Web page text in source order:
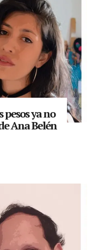
pesos ya no
Ana Belén